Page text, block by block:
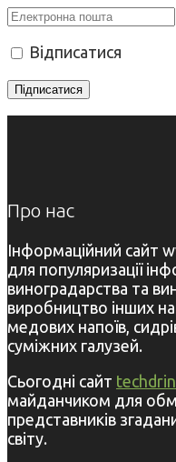
Відписатися
Про нас
Інформаційний сайт
для популяризації
виноградарства та
виробництво інших
медових напоїв,
суміжних галузей.
Сьогодні сайт
майданчиком для
представників
світу.